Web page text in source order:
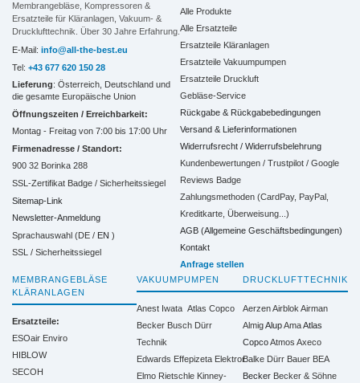
Membrangebläse, Kompressoren &
Ersatzteile für Kläranlagen, Vakuum- &
Drucklufttechnik. Über 30 Jahre Erfahrung.
E-Mail: info@all-the-best.eu
Tel: +43 677 620 150 28
Lieferung: Österreich, Deutschland und
die gesamte Europäische Union
Öffnungszeiten / Erreichbarkeit:
Montag - Freitag von 7:00 bis 17:00 Uhr
Firmenadresse / Standort:
900 32 Borinka 288
SSL-Zertifikat Badge / Sicherheitssiegel
Sitemap-Link
Newsletter-Anmeldung
Sprachauswahl (DE / EN )
SSL / Sicherheitssiegel
Alle Produkte
Alle Ersatzteile
Ersatzteile Kläranlagen
Ersatzteile Vakuumpumpen
Ersatzteile Druckluft
Gebläse-Service
Rückgabe & Rückgabebedingungen
Versand & Lieferinformationen
Widerrufsrecht / Widerrufsbelehrung
Kundenbewertungen / Trustpilot / Google
Reviews Badge
Zahlungsmethoden (CardPay, PayPal,
Kreditkarte, Überweisung...)
AGB (Allgemeine Geschäftsbedingungen)
Kontakt
Anfrage stellen
MEMBRANGEBLÄSE
KLÄRANLAGEN
Ersatzteile:
ESOair Enviro
HIBLOW
SECOH
VAKUUMPUMPEN
Anest Iwata Atlas Copco
Becker Busch Dürr
Technik
Edwards Effepizeta Elektror
Elmo Rietschle Kinney-
DRUCKLUFTTECHNIK
AerzenAirblok Airman
Almig Alup Ama Atlas
Copco Atmos Axeco
Balke Dürr Bauer BEA
Becker Becker & Söhne